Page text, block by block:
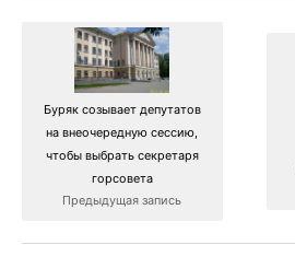
Буряк созывает депутатов
на внеочередную сессию,
чтобы выбрать секретаря
горсовета
Предыдущая запись